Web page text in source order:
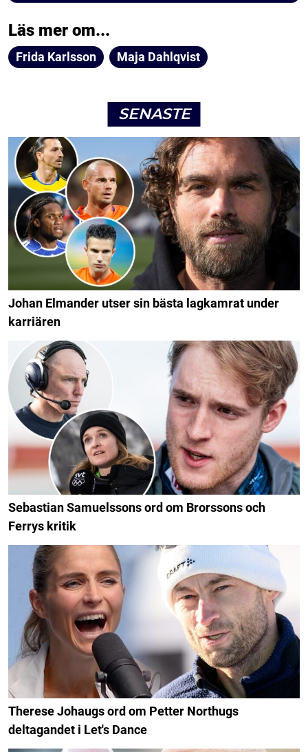
Läs mer om...
Frida Karlsson Maja Dahlqvist
SENASTE
Johan Elmander utser sin bästa lagkamrat under
karriären
Sebastian Samuelssons ord om Brorssons och
Ferrys kritik
Therese Johaugs ord om Petter Northugs
deltagandet i Let's Dance